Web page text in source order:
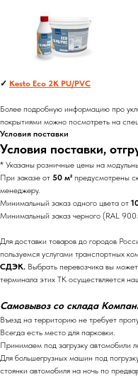
✓ Kesto Eco 2K PU/PVC
Более подробную информацию про
покрытиями можно посмотреть на
Условия поставки
Условия поставки,
* Указаны розничные цены на
При заказе от 50 м² предусмотрены
менеджеру.
Минимальный заказ одного цвета от
Минимальный заказ черного (RAL
Для доставки товаров до городов
пользуемся услугами транспортных
СДЭК. Выбрать перевозчика вы
терминала этих ТК осуществляется
Самовывоз со склада
Въезд на территорию не требует
Всегда есть место для парковки.
Принимаем под загрузку автомобили
Для большегрузных машин под
стоянки автомобиля на ночь по